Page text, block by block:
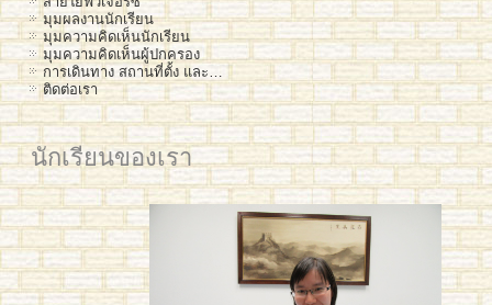
มุมผลงานนักเรียน
มุมความคิดเห็นนักเรียน
มุมความคิดเห็นผู้ปกครอง
การเดินทาง สถานที่ตั้ง และ…
ติดต่อเรา
นักเรียนของเรา